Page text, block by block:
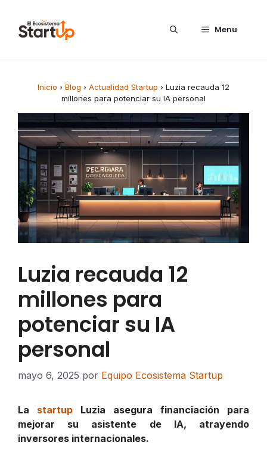
Menu
Inicio › Blog › Actualidad Startup › Luzia recauda 12
millones para potenciar su IA personal
Luzia recauda 12
millones para
potenciar su IA
personal
mayo 6, 2025 por Equipo Ecosistema Startup
La startup Luzia asegura financiación para
mejorar su asistente de IA, atrayendo
inversores internacionales.